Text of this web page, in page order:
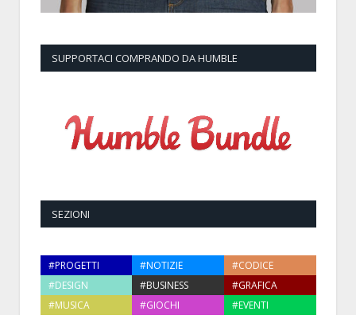
SUPPORTACI COMPRANDO DA HUMBLE
SEZIONI
#PROGETTI #NOTIZIE
#CODICE
#DESIGN
#BUSINESS
#GRAFICA
#MUSICA
#GIOCHI #EVENTI